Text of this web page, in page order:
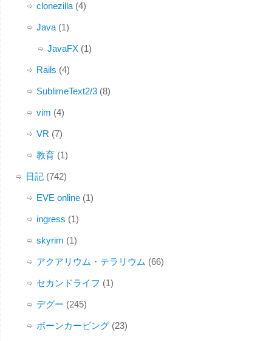
clonezilla(4)
Java(1)
JavaFX(1)
Rails (4)
SublimeText2/3(8)
vim (4)
VR (7)
教育(1)
日記(742)
EVE online(1)
ingress (1)
skyrim (1)
アクアリウム・テラリウム (66)
セカンドライフ (1)
デグー (245)
ボーンカービング(23)